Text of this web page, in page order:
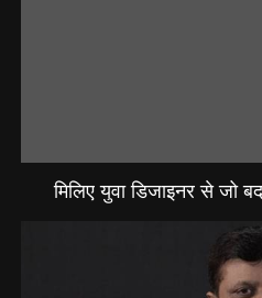
मिलिए युवा डिजाइनर से जो